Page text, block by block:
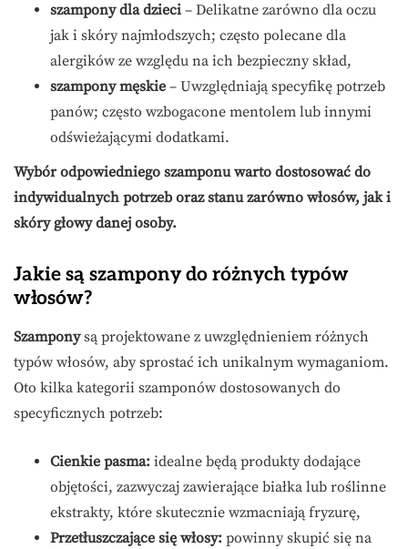
szampony dla dzieci – Delikatne zarówno dla oczu
jak i skóry najmłodszych; często polecane dla
alergików ze względu na ich bezpieczny skład,
szampony męskie – Uwzględniają specyfikę potrzeb
panów; często wzbogacone mentolem lub innymi
odświeżającymi dodatkami.
Wybór odpowiedniego szamponu warto dostosować do
indywidualnych potrzeb oraz stanu zarówno włosów, jak i
skóry głowy danej osoby.
Jakie są szampony do różnych typów
włosów?
Szamponysą projektowane z uwzględnieniem różnych
typów włosów, aby sprostać ich unikalnym wymaganiom.
Oto kilka kategorii szamponów dostosowanych do
specyficznych potrzeb:
Cienkie pasma: idealne będą produkty dodające
objętości, zazwyczaj zawierające białka lub roślinne
ekstrakty, które skutecznie wzmacniają fryzurę,
Przetłuszczające się włosy: powinny skupić się na